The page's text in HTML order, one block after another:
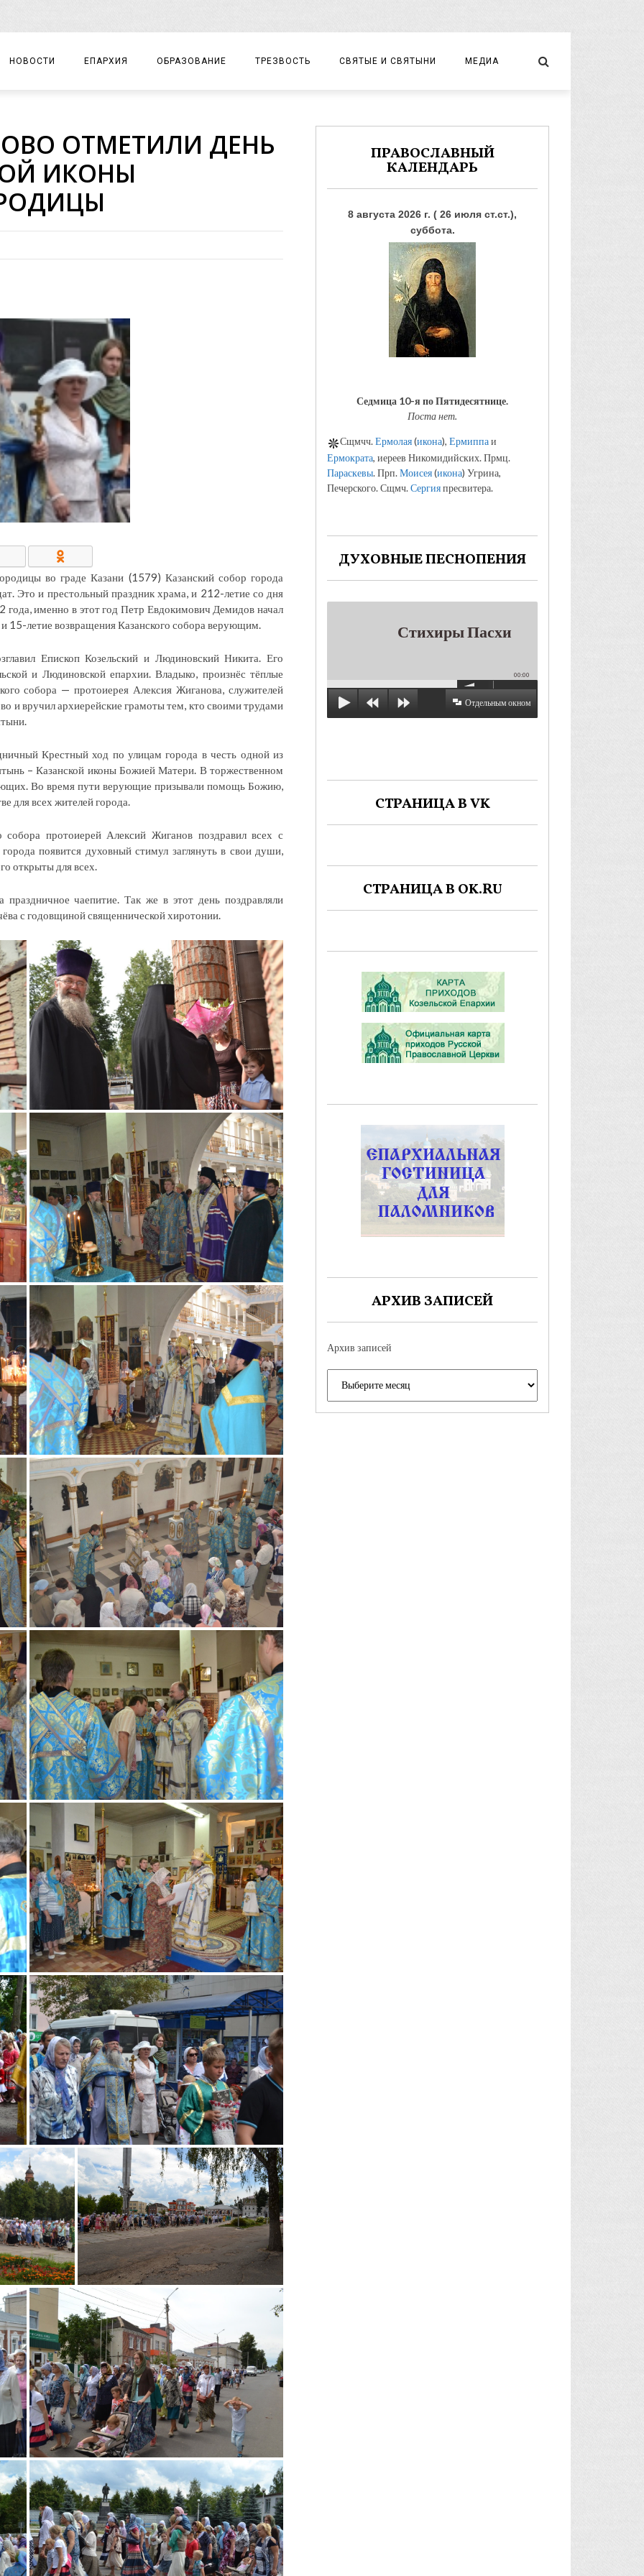
НОВОСТИ ЕПАРХИЯ
ЕПАРХИАЛЬНОЕ УПРАВЛЕНИЕ
ДОКУМЕНТЫ
ЕПАРХИАЛЬНЫЕ ОТДЕЛЫ
ДУХОВЕНСТВО
БЛАГОЧИНИЯ
МАТЕРИАЛЫ
КОНТАКТЫ/РЕКВИЗИТЫ
ОБРАЗОВАНИЕ
ЦЕНТР «ВОЗРОЖДЕНИЕ»
ТРЕЗВОСТЬ
ДОКУМЕНТЫ
СВЯТЫЕ И СВЯТЫНИ МЕДИА
ФОТО
ОТМЕТИЛИ ДЕНЬ
ИКОНЫ
во граде Казани (1579) Казанский собор города
Это и престольный праздник храма, и 212-летие со дня
года, именно в этот год Петр Евдокимович Демидов начал
15-летие возвращения Казанского собора верующим.
Епископ Козельский и Людиновский Никита. Его
и Людиновской епархии. Владыко, произнёс тёплые
собора — протоиерея Алексия Жиганова, служителей
и вручил архиерейские грамоты тем, кто своими трудами
Крестный ход по улицам города в честь одной из
– Казанской иконы Божией Матери. В торжественном
Во время пути верующие призывали помощь Божию,
для всех жителей города.
собора протоиерей Алексий Жиганов поздравил всех с
появится духовный стимул заглянуть в свои души,
открыты для всех.
чаепитие. Так же в этот день поздравляли
с годовщиной священнической хиротонии.
ПРАВОСЛАВНЫЙ
КАЛЕНДАРЬ
8 августа 2026 г. ( 26 июля ст.ст.),
суббота.
Седмица 10-я по Пятидесятнице.
Поста нет.
Сщмчч.Ермолая(икона), Ермиппаи
Ермократа, иереев Никомидийских. Прмц.
Параскевы. Прп.Моисея(икона) Угрина,
Печерского. Сщмч.Сергияпресвитера.
ДУХОВНЫЕ ПЕСНОПЕНИЯ
Стихиры Пасхи
00:00
Отдельным окном
СТРАНИЦА В VK
СТРАНИЦА В OK.RU
АРХИВ ЗАПИСЕЙ
Архив записей